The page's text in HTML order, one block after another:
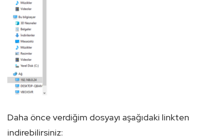
Daha önce verdiğim dosyayı aşağıdaki linkten
indirebilirsiniz: